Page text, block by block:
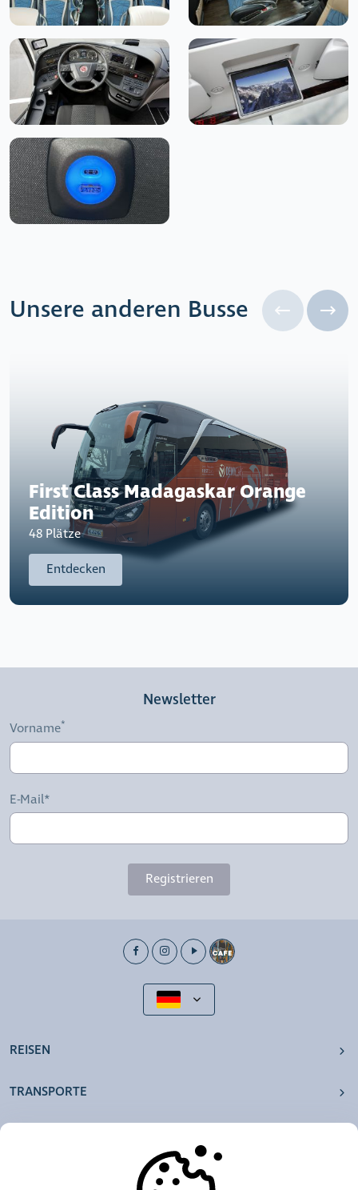
Unsere anderen Busse
First Class Madagaskar Orange
Edition
48 Plätze
Entdecken
Newsletter
Vorname
E-Mail*
Registrieren
REISEN
TRANSPORTE